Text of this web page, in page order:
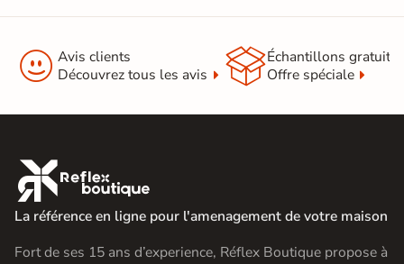
 Avis clients
Découvrez tous les avis
Échantillons gratuit
Offre spéciale

La référence en ligne pour l'amenagement de votre maison
Fort de ses 15 ans d’experience, Réflex Boutique propose à